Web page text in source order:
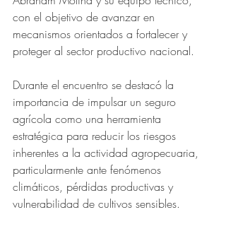
con el objetivo de avanzar en
mecanismos orientados a fortalecer y
proteger al sector productivo nacional.
Durante el encuentro se destacó la
importancia de impulsar un seguro
agrícola como una herramienta
estratégica para reducir los riesgos
inherentes a la actividad agropecuaria,
particularmente ante fenómenos
climáticos, pérdidas productivas y
vulnerabilidad de cultivos sensibles.